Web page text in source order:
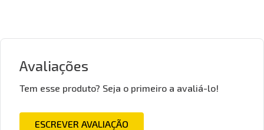
Avaliações
Tem esse produto? Seja o primeiro a avaliá-lo!
ESCREVER AVALIAÇÃO